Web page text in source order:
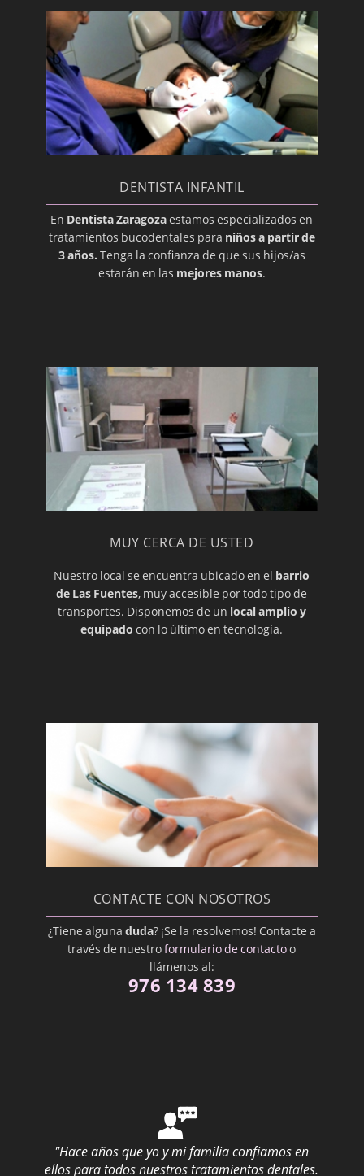
Cúspide
Dentición
Dentición
Dentina
Desbridamiento
Diente Impactado
Temporomandibular
Edéntulo
Enchapado
Enfermedad periodontal
Extracción
Gíngiva (Encía)
Gingivoplastia
Glándulas Parótidas
Glándulas Submandibulares
Hiperplasia Gingival
Imágenes, Diagnóstico
Implantación, Dental
Injerto
Intraoral
Lingual
Maligno
Maloclusión
Membrana Mucosa
Mucosa Oral
Odontopediatra
Oseointegración
Osteoplastía
Prostodoncista
DENTISTA INFANTIL
En Dentista Zaragozaestamos especializados en
tratamientos bucodentales para niños a partir de
3 años. Tenga la confianza de que sus hijos/as
estarán en las mejores manos.
MUY CERCA DE USTED
Nuestro local se encuentra ubicado en el barrio
de Las Fuentes, muy accesible por todo tipo de
transportes. Disponemos de un local amplio y
equipado con lo último en tecnología.
CONTACTE CON NOSOTROS
¿Tiene alguna duda? ¡Se la resolvemos! Contacte a
través de nuestroformulario de contactoo
llámenos al:
976 134 839
"Hace años que yo y mi familia confiamos en
ellos para todos nuestros tratamientos dentales.